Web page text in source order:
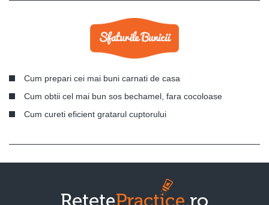
Cum prepari cei mai buni carnati de casa
Cum obtii cel mai bun sos bechamel, fara cocoloase
Cum cureti eficient gratarul cuptorului